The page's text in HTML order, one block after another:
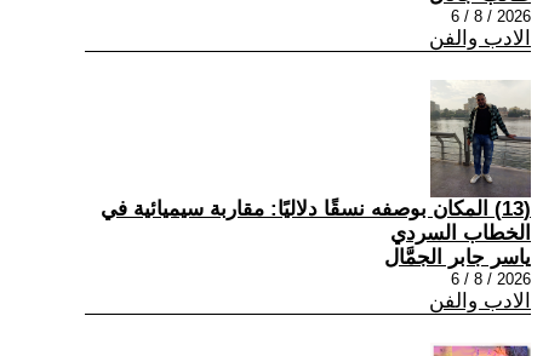
2026 / 8 / 6
الادب والفن
(13) المكان بوصفه نسقًا دلاليًا: مقاربة سيميائية في
الخطاب السردي
ياسر جابر الجمَّال
2026 / 8 / 6
الادب والفن